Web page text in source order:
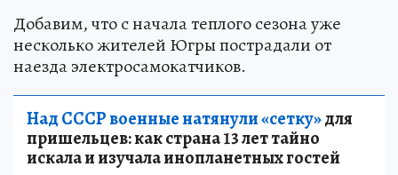
Добавим, что с начала теплого сезона уже
несколько жителей Югры пострадали от
наезда электросамокатчиков.
Над СССР военные натянули «сетку»для
пришельцев: как страна 13 лет тайно
искала и изучала инопланетных гостей